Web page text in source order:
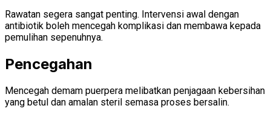
Rawatan segera sangat penting. Intervensi awal dengan
antibiotik boleh mencegah komplikasi dan membawa kepada
pemulihan sepenuhnya.
Pencegahan
Mencegah demam puerpera melibatkan penjagaan kebersihan
yang betul dan amalan steril semasa proses bersalin.